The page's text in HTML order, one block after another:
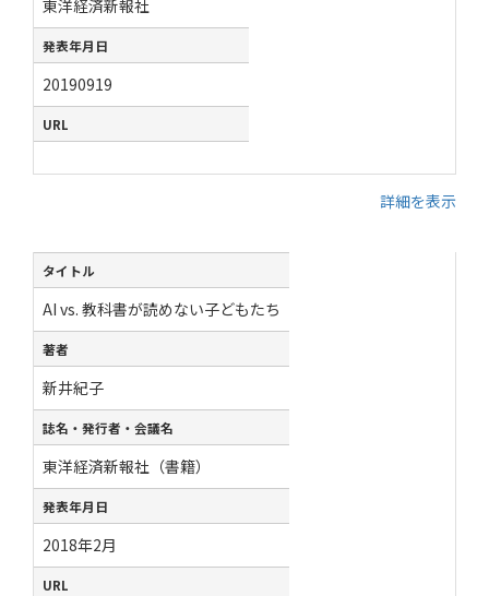
東洋経済新報社
発表年月日
20190919
URL
詳細を表示
タイトル
AI vs. 教科書が読めない子どもたち
著者
新井紀子
誌名・発行者・会議名
東洋経済新報社（書籍）
発表年月日
2018年2月
URL